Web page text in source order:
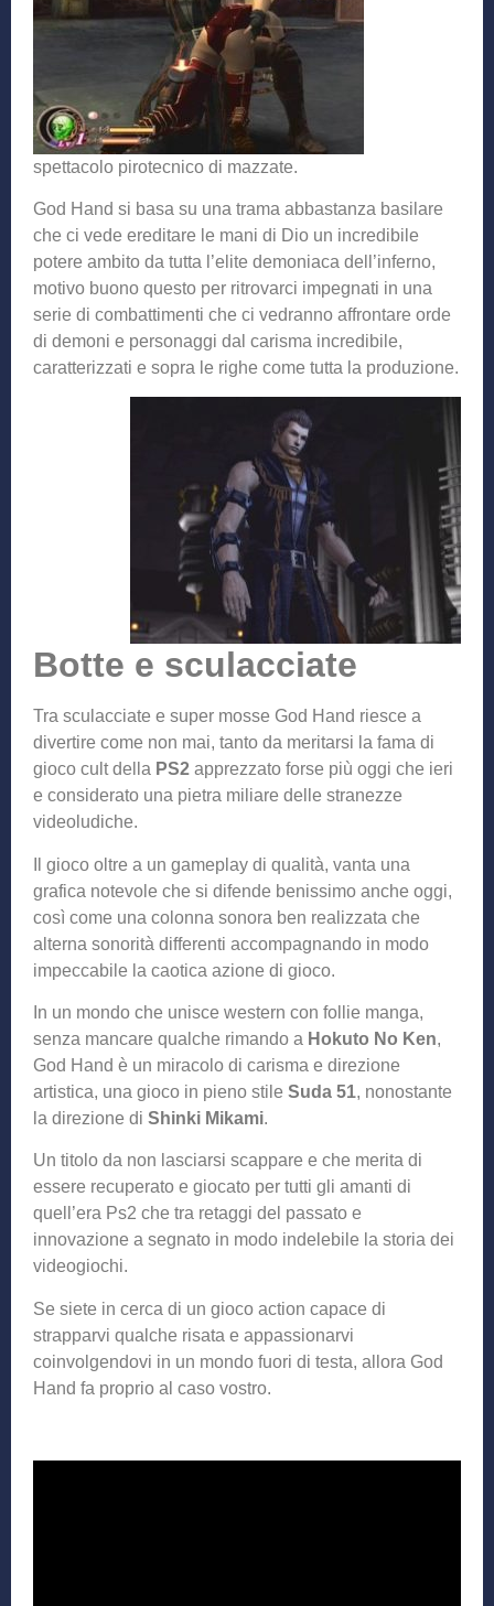
spettacolo pirotecnico di mazzate.
God Hand si basa su una trama abbastanza basilare
che ci vede ereditare le mani di Dio un incredibile
potere ambito da tutta l’elite demoniaca dell’inferno,
motivo buono questo per ritrovarci impegnati in una
serie di combattimenti che ci vedranno affrontare orde
di demoni e personaggi dal carisma incredibile,
caratterizzati e sopra le righe come tutta la produzione.
Botte e sculacciate
Tra sculacciate e super mosse God Hand riesce a
divertire come non mai, tanto da meritarsi la fama di
gioco cult della PS2 apprezzato forse più oggi che ieri
e considerato una pietra miliare delle stranezze
videoludiche.
Il gioco oltre a un gameplay di qualità, vanta una
grafica notevole che si difende benissimo anche oggi,
così come una colonna sonora ben realizzata che
alterna sonorità differenti accompagnando in modo
impeccabile la caotica azione di gioco.
In un mondo che unisce western con follie manga,
senza mancare qualche rimando a Hokuto No Ken,
God Hand è un miracolo di carisma e direzione
artistica, una gioco in pieno stile Suda 51, nonostante
la direzione di Shinki Mikami.
Un titolo da non lasciarsi scappare e che merita di
essere recuperato e giocato per tutti gli amanti di
quell’era Ps2 che tra retaggi del passato e
innovazione a segnato in modo indelebile la storia dei
videogiochi.
Se siete in cerca di un gioco action capace di
strapparvi qualche risata e appassionarvi
coinvolgendovi in un mondo fuori di testa, allora God
Hand fa proprio al caso vostro.